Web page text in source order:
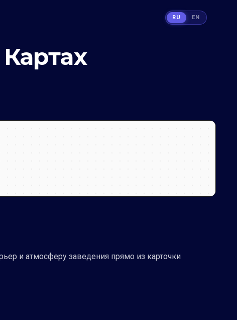
и атмосферу заведения прямо из карточки
RU EN